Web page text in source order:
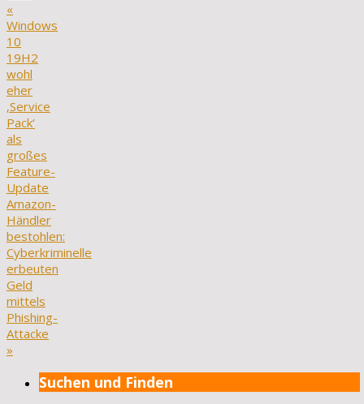
«
Windows
10
19H2
wohl
eher
‚Service
Pack‘
als
großes
Feature-
Update
Amazon-
Händler
bestohlen:
Cyberkriminelle
erbeuten
Geld
mittels
Phishing-
Attacke
»
Suchen und Finden